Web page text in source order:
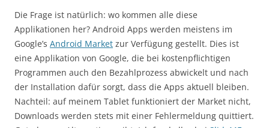
Die Frage ist natürlich: wo kommen alle diese
Applikationen her? Android Apps werden meistens im
Google’s Android Market zur Verfügung gestellt. Dies ist
eine Applikation von Google, die bei kostenpflichtigen
Programmen auch den Bezahlprozess abwickelt und nach
der Installation dafür sorgt, dass die Apps aktuell bleiben.
Nachteil: auf meinem Tablet funktioniert der Market nicht,
Downloads werden stets mit einer Fehlermeldung quittiert.